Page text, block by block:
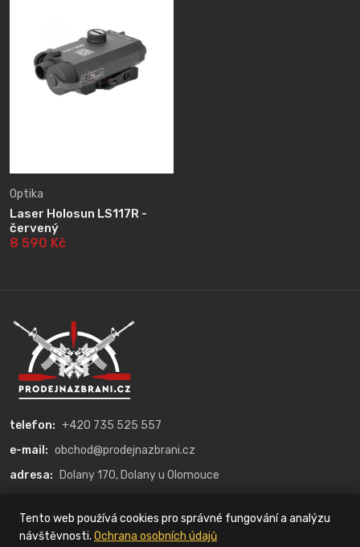
Optika
Laser Holosun LS117R -
červený
8 590 Kč
telefon: +420 735 525 557
e-mail: obchod@prodejnazbrani.cz
adresa:
Dolany 170, Dolany u Olomouce
Kategorie
Tento web používá cookies pro správné fungování a analýzu
návštěvnosti. Ochrana osobních údajů